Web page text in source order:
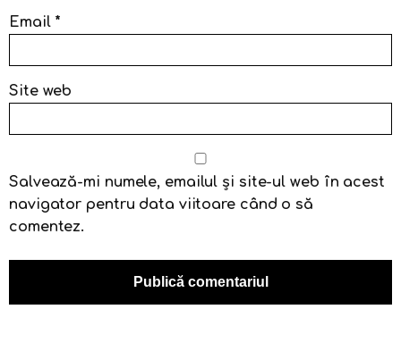
Email *
Site web
Salvează-mi numele, emailul și site-ul web în acest
navigator pentru data viitoare când o să
comentez.